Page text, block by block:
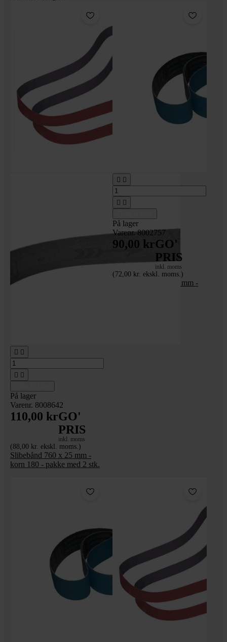
 
 
På lager
Varenr. 8008642
110,00 krGO'
PRIS
inkl. moms
(88,00 kr. ekskl. moms.)
Slibebånd 760 x 25 mm -
korn 180 - pakke med 2 stk.
 
 
På lager
Varenr. 8002757
90,00 krGO'
PRIS
inkl. moms
(72,00 kr. ekskl. moms.)
Slibebånd - 2000x75 mm -